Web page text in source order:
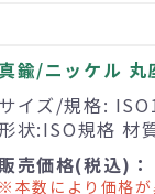
鍮/ニッケル
サイズ/規格:
状:ISO規格 材
販売価格(税込)
※本数により価格